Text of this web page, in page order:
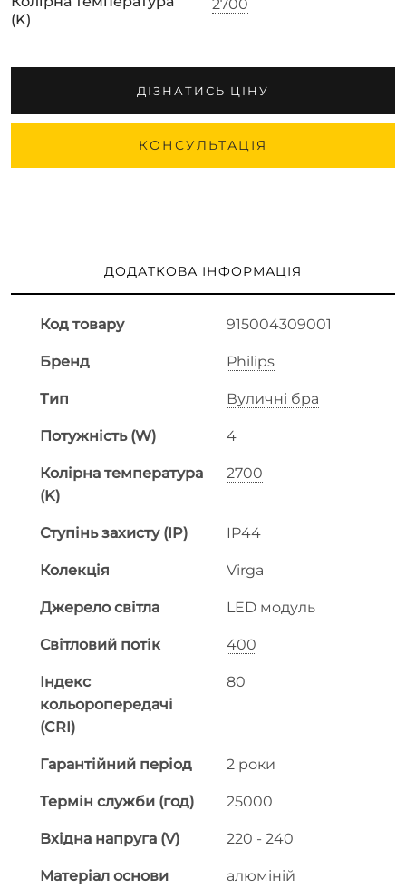
(K)
2700
ДІЗНАТИСЬ ЦІНУ
КОНСУЛЬТАЦІЯ
ДОДАТКОВА ІНФОРМАЦІЯ
Код товару 915004309001
Бренд Philips
Тип Вуличні бра
Потужність (W) 4
Колірна температура
(K)
2700
Ступінь захисту (IP) IP44
Колекція Virga
Джерело світла LED модуль
Світловий потік 400
Індекс
кольоропередачі
(CRI)
80
Гарантійний період 2 роки
Термін служби (год) 25000
Вхідна напруга (V) 220 - 240
Матеріал основи алюміній